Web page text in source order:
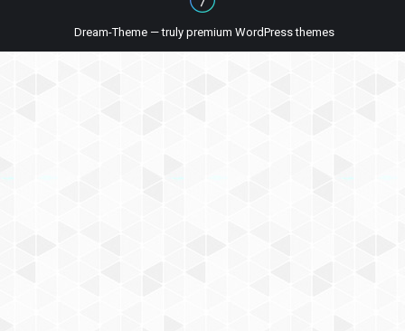
Dream-Theme — truly premium WordPress themes